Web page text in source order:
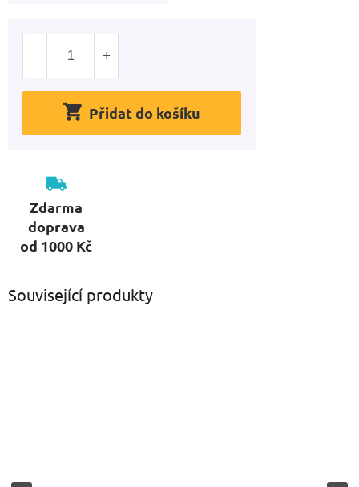
Přidat do košíku
Zdarma
doprava
od 1000 Kč
Související produkty